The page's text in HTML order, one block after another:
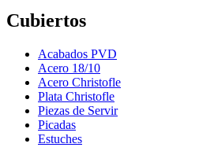
Cubiertos
Acabados PVD
Acero 18/10
Acero Christofle
Plata Christofle
Piezas de Servir
Picadas
Estuches